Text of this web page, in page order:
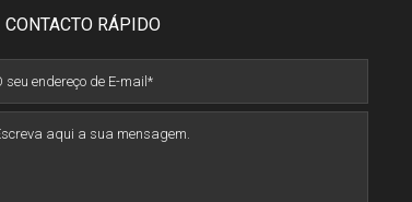
CONTACTO RÁPIDO